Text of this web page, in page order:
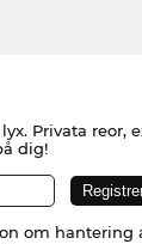
Privata reor,
dig!
om hantering